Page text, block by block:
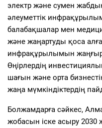
электр және сумен
әлеуметтік
балабақшалар мен
және жаңартуды қоса
инфрақұрылымын
Өңірлердің
шағын және орта
жаңа мүмкіндіктердің
Болжамдарға сәйкес,
жобасын іске асыру